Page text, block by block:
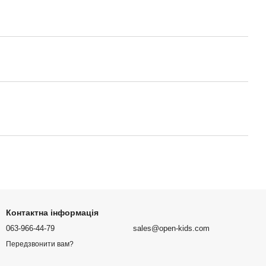
Контактна інформація
063-966-44-79
Передзвонити вам?
sales@open-kids.com